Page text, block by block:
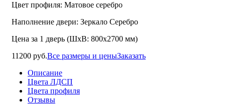
Цвет профиля: Матовое серебро
Наполнение двери: Зеркало Серебро
Цена за 1 дверь (ШхВ: 800х2700 мм)
11200 руб.Все размеры и ценыЗаказать
Описание
Цвета ЛДСП
Цвета профиля
Отзывы